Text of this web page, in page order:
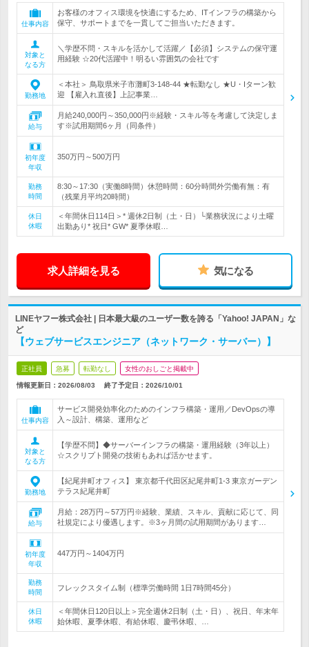
仕事内容
お客様のオフィス環境を快適にするため、ITインフラの構築から
保守、サポートまでを一貫してご担当いただきます。
対象と
なる方
＼学歴不問・スキルを活かして活躍／【必須】システムの保守運
用経験 ☆20代活躍中！明るい雰囲気の会社です
勤務地
＜本社＞ 鳥取県米子市灘町3-148-44 ★転勤なし ★U・Iターン歓
迎 【雇入れ直後】上記事業…
給与
月給240,000円～350,000円※経験・スキル等を考慮して決定しま
す※試用期間6ヶ月（同条件）
初年度
年収
350万円～500万円
勤務
時間
8:30～17:30（実働8時間）休憩時間：60分時間外労働有無：有
（残業月平均20時間）
休日
休暇
＜年間休日114日＞* 週休2日制（土・日）└業務状況により土曜
出勤あり* 祝日* GW* 夏季休暇…
求人詳細を見る 気になる
LINEヤフー株式会社 | 日本最大級のユーザー数を誇る「Yahoo! JAPAN」な
ど
【ウェブサービスエンジニア（ネットワーク・サーバー）】
正社員 急募 転勤なし 女性のおしごと掲載中
情報更新日：2026/08/03 終了予定日： 2026/10/01
仕事内容
サービス開発効率化のためのインフラ構築・運用／DevOpsの導
入～設計、構築、運用など
対象と
なる方
【学歴不問】◆サーバーインフラの構築・運用経験（3年以上）
☆スクリプト開発の技術もあれば活かせます。
勤務地
【紀尾井町オフィス】 東京都千代田区紀尾井町1-3 東京ガーデン
テラス紀尾井町
給与
月給：28万円～57万円※経験、業績、スキル、貢献に応じて、同
社規定により優遇します。※3ヶ月間の試用期間があります…
初年度
年収
447万円～1404万円
勤務
時間
フレックスタイム制（標準労働時間 1日7時間45分）
休日
休暇
＜年間休日120日以上＞完全週休2日制（土・日）、祝日、年末年
始休暇、夏季休暇、有給休暇、慶弔休暇、…